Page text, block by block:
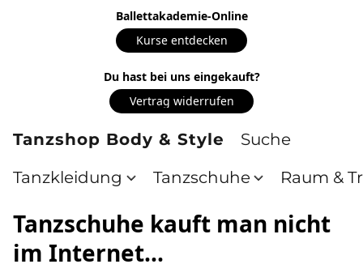
Ballettakademie-Online
Kurse entdecken
Du hast bei uns eingekauft?
Vertrag widerrufen
Tanzshop Body & Style
Tanzkleidung
Tanzschuhe Raum &
Tanzschuhe kauft man nicht
im Internet...